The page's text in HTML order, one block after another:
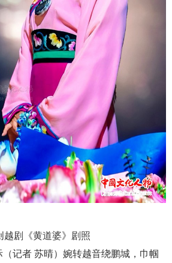
越剧《黄道婆》剧照
记者 苏晴）婉转越音绕鹏城，巾帼